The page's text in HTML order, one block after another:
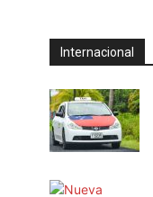
Internacional